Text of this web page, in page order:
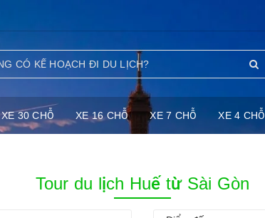
XE 30 CHỖ XE 16 CHỖ XE 7 CHỖ XE 4 CHỖ
Tour du lịch Huế từ Sài Gòn